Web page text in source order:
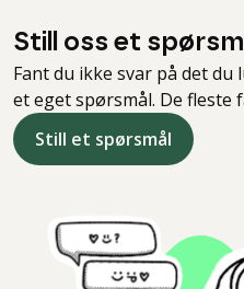
Still oss et
Fant du ikke svar på det du
et eget spørsmål. De fleste
Still et spørsmål